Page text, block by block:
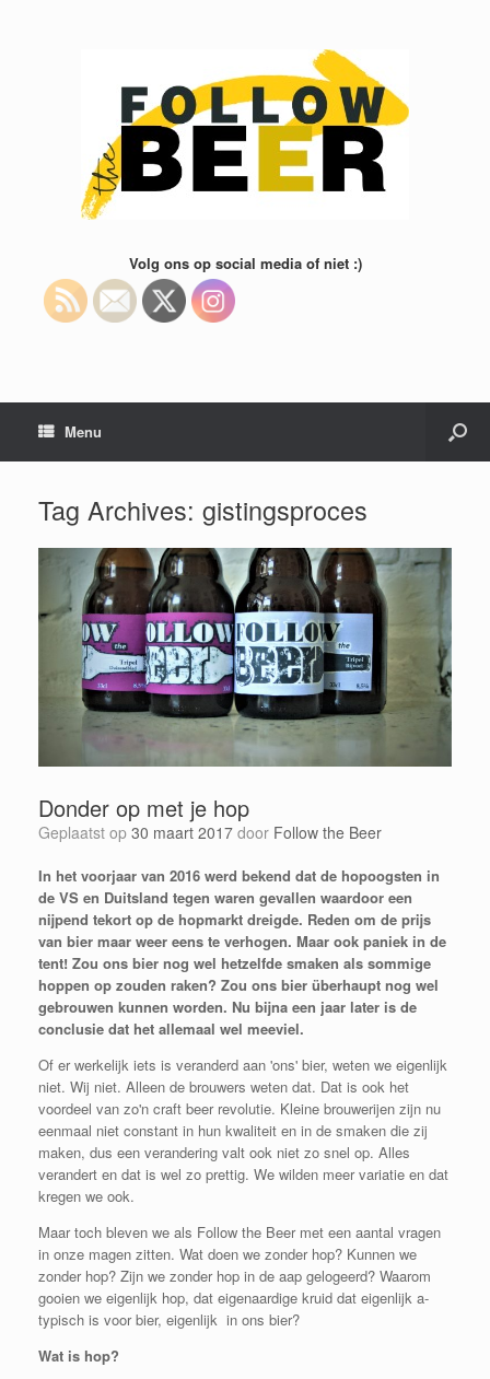
Volg ons op social media of niet :)
Menu
Tag Archives: gistingsproces
Donder op met je hop
Geplaatst op 30 maart 2017 door Follow the Beer
In het voorjaar van 2016 werd bekend dat de hopoogsten in
de VS en Duitsland tegen waren gevallen waardoor een
nijpend tekort op de hopmarkt dreigde. Reden om de prijs
van bier maar weer eens te verhogen. Maar ook paniek in de
tent! Zou ons bier nog wel hetzelfde smaken als sommige
hoppen op zouden raken? Zou ons bier überhaupt nog wel
gebrouwen kunnen worden. Nu bijna een jaar later is de
conclusie dat het allemaal wel meeviel.
Of er werkelijk iets is veranderd aan 'ons' bier, weten we eigenlijk
niet. Wij niet. Alleen de brouwers weten dat. Dat is ook het
voordeel van zo'n craft beer revolutie. Kleine brouwerijen zijn nu
eenmaal niet constant in hun kwaliteit en in de smaken die zij
maken, dus een verandering valt ook niet zo snel op. Alles
verandert en dat is wel zo prettig. We wilden meer variatie en dat
kregen we ook.
Maar toch bleven we als Follow the Beer met een aantal vragen
in onze magen zitten. Wat doen we zonder hop? Kunnen we
zonder hop? Zijn we zonder hop in de aap gelogeerd? Waarom
gooien we eigenlijk hop, dat eigenaardige kruid dat eigenlijk a-
typisch is voor bier, eigenlijk in ons bier?
Wat is hop?